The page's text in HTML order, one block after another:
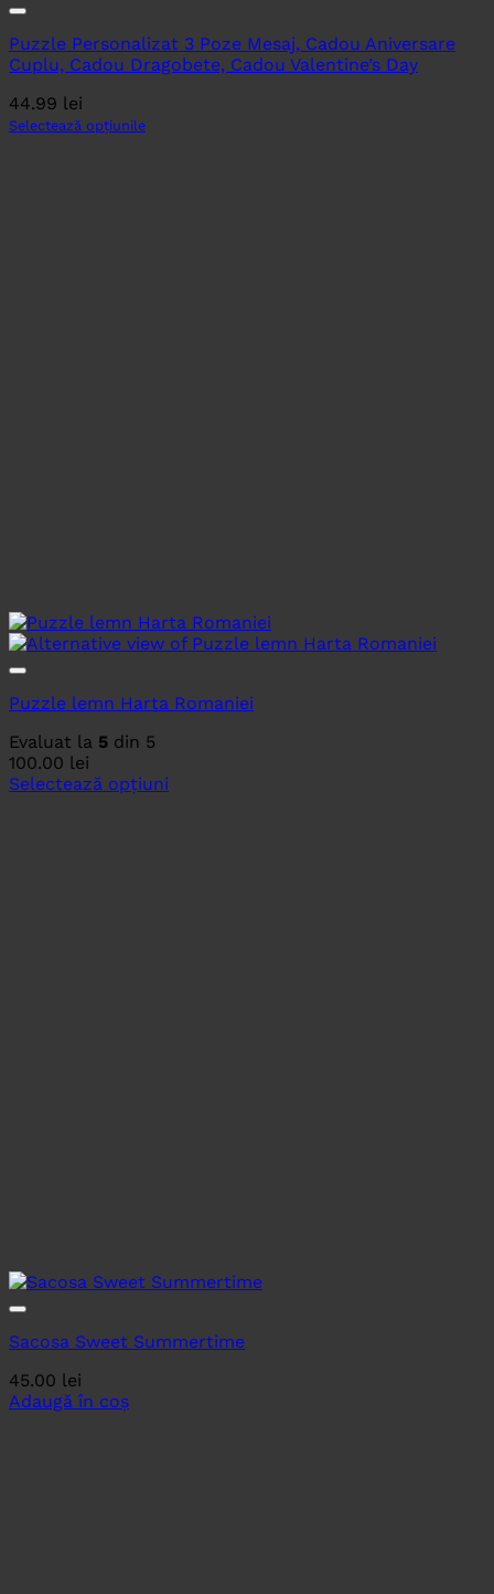
Puzzle Personalizat 3 Poze Mesaj, Cadou Aniversare
Cuplu, Cadou Dragobete, Cadou Valentine’s Day
44.99 lei
Selectează opțiunile
Puzzle lemn Harta Romaniei
Evaluat la 5 din 5
100.00 lei
Selectează opțiuni
Sacosa Sweet Summertime
45.00 lei
Adaugă în coș